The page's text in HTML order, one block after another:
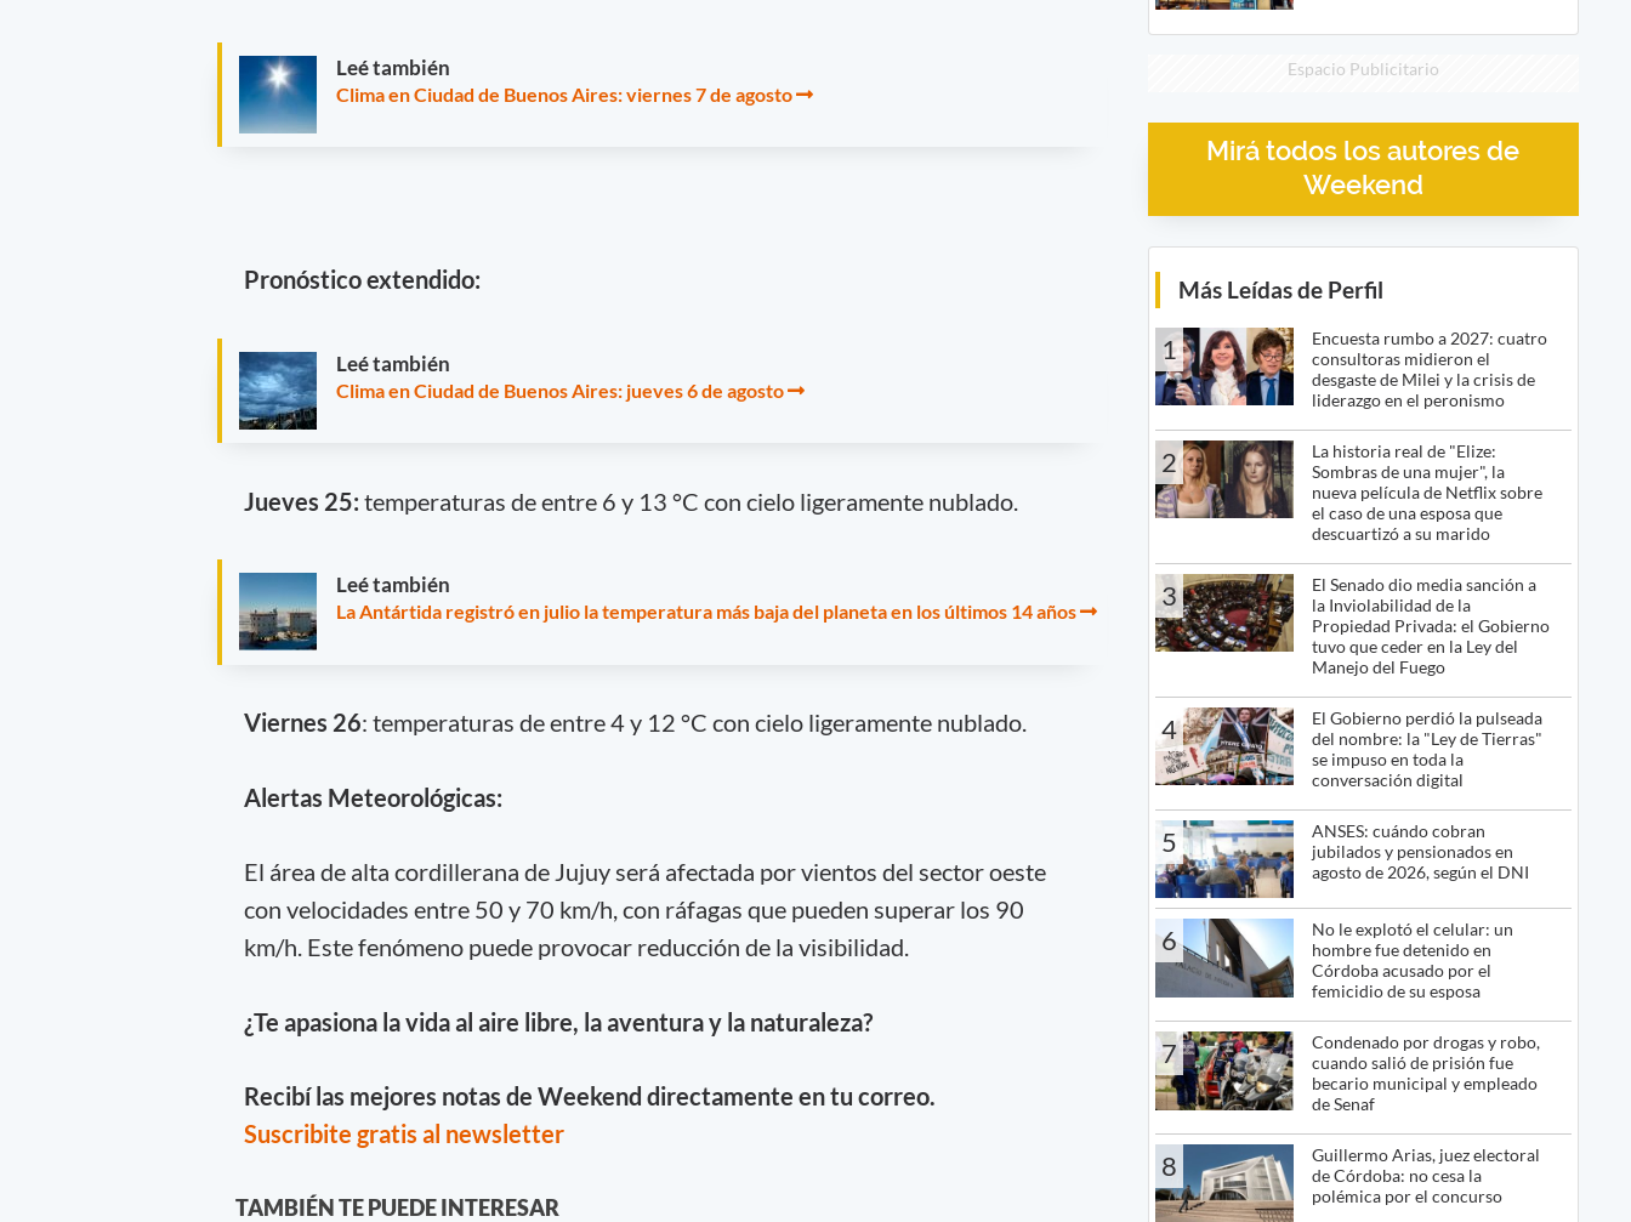
Leé también
Clima en Ciudad de Buenos Aires: viernes 7 de agosto
Pronóstico extendido:
Leé también
Clima en Ciudad de Buenos Aires: jueves 6 de agosto
Jueves 25: temperaturas de entre 6 y 13 °C con cielo ligeramente nublado.
Leé también
La Antártida registró en julio la temperatura más baja del planeta en los últimos 14 años
Viernes 26: temperaturas de entre 4 y 12 °C con cielo ligeramente nublado.
Alertas Meteorológicas:
El área de alta cordillerana de Jujuy será afectada por vientos del sector oeste
con velocidades entre 50 y 70 km/h, con ráfagas que pueden superar los 90
km/h. Este fenómeno puede provocar reducción de la visibilidad.
¿Te apasiona la vida al aire libre, la aventura y la naturaleza?
Recibí las mejores notas de Weekend directamente en tu correo.
Suscribite gratis al newsletter
TAMBIÉN TE PUEDE INTERESAR
Espacio Publicitario
Mirá todos los autores de
Weekend
Más Leídas de Perfil
1
Encuesta rumbo a 2027: cuatro
consultoras midieron el
desgaste de Milei y la crisis de
liderazgo en el peronismo
2
La historia real de "Elize:
Sombras de una mujer", la
nueva película de Netflix sobre
el caso de una esposa que
descuartizó a su marido
3
El Senado dio media sanción a
la Inviolabilidad de la
Propiedad Privada: el Gobierno
tuvo que ceder en la Ley del
Manejo del Fuego
4
El Gobierno perdió la pulseada
del nombre: la "Ley de Tierras"
se impuso en toda la
conversación digital
5
ANSES: cuándo cobran
jubilados y pensionados en
agosto de 2026, según el DNI
6
No le explotó el celular: un
hombre fue detenido en
Córdoba acusado por el
femicidio de su esposa
7
Condenado por drogas y robo,
cuando salió de prisión fue
becario municipal y empleado
de Senaf
8
Guillermo Arias, juez electoral
de Córdoba: no cesa la
polémica por el concurso